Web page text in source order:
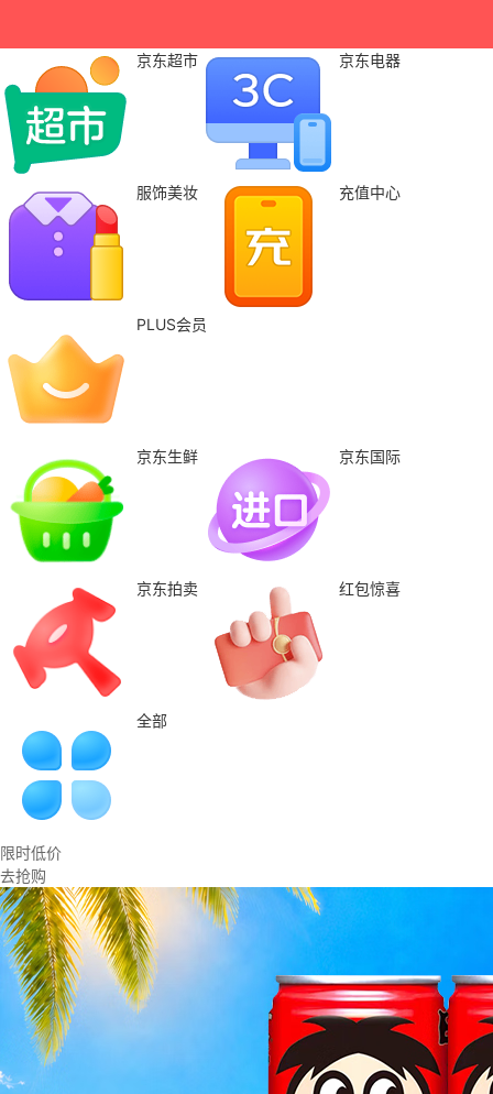
京东超市 京东电器
服饰美妆 充值中心
PLUS会员
京东生鲜 京东国际
京东拍卖 红包惊喜
全部
限时低价
去抢购